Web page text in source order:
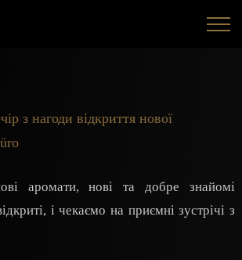
з нагоди відкриття нової
аромати, нові та добре знайомі
і чекаємо на приємні зустрічі з